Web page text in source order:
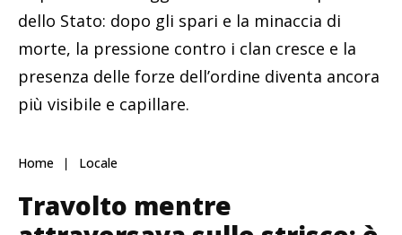
dello Stato: dopo gli spari e la minaccia di
morte, la pressione contro i clan cresce e la
presenza delle forze dell’ordine diventa ancora
più visibile e capillare.
Home Locale
Travolto mentre